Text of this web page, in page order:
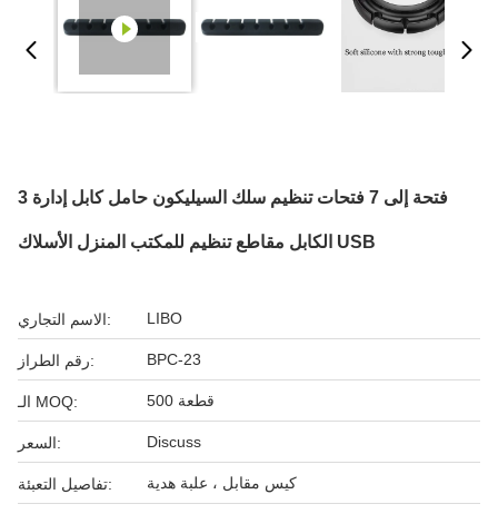
3 فتحة إلى 7 فتحات تنظيم سلك السيليكون حامل كابل إدارة
الكابل مقاطع تنظيم للمكتب المنزل الأسلاك USB
الاسم التجاري: LIBO
رقم الطراز: BPC-23
الـ MOQ: 500 قطعة
السعر: Discuss
تفاصيل التعبئة: كيس مقابل ، علبة هدية